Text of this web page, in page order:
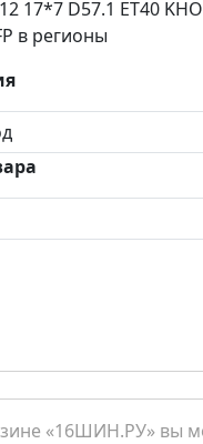
17*7 D57.1 ET40
в регионы
«16ШИН.РУ» вы